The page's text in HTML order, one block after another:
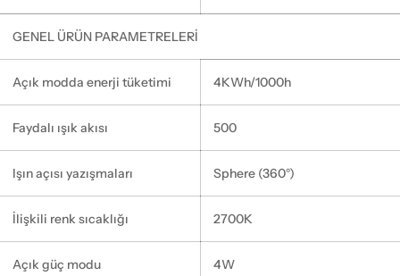
GENEL ÜRÜN PARAMETRELERİ
Açık modda enerji tüketimi 4KWh/1000h
Faydalı ışık akısı 500
Işın açısı yazışmaları Sphere (360°)
İlişkili renk sıcaklığı 2700K
Açık güç modu 4W